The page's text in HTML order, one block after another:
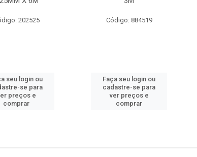
202525
seu login ou
se para
preços e
comprar
Código: 884519
Faça seu login ou
cadastre-se para
ver preços e
comprar